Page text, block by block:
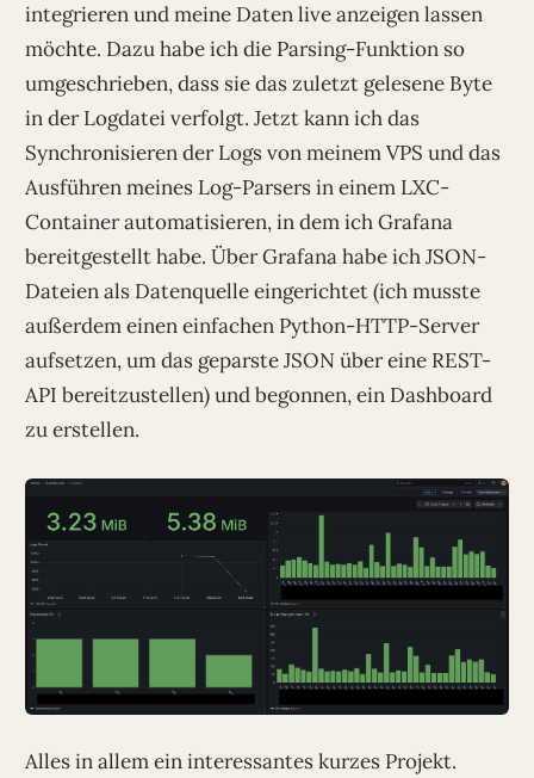
integrieren und meine Daten live anzeigen lassen
möchte. Dazu habe ich die Parsing-Funktion so
umgeschrieben, dass sie das zuletzt gelesene Byte
in der Logdatei verfolgt. Jetzt kann ich das
Synchronisieren der Logs von meinem VPS und das
Ausführen meines Log-Parsers in einem LXC-
Container automatisieren, in dem ich Grafana
bereitgestellt habe. Über Grafana habe ich JSON-
Dateien als Datenquelle eingerichtet (ich musste
außerdem einen einfachen Python-HTTP-Server
aufsetzen, um das geparste JSON über eine REST-
API bereitzustellen) und begonnen, ein Dashboard
zu erstellen.
Alles in allem ein interessantes kurzes Projekt.